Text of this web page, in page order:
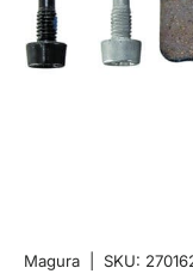
Magura SKU: